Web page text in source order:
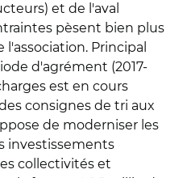
et de l'aval
pèsent bien plus
l'association. Principal
d'agrément (2017-
est en cours
consignes de tri aux
de moderniser les
investissements
collectivités et